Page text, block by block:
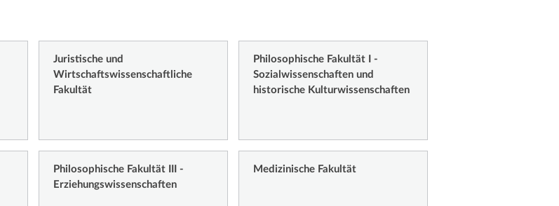
Juristische und
Wirtschaftswissenschaftliche
Fakultät
Philosophische Fakultät I -
Sozialwissenschaften und
historische Kulturwissenschaften
Philosophische Fakultät III -
Erziehungswissenschaften
Medizinische Fakultät